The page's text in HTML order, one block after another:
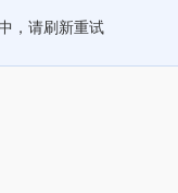
，请刷新重试